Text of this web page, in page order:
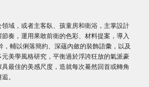
域，或者主客臥、孩童房和衛浴，主掌設計
奏，運用果敢前衛的色彩、材料提案，導入
輔以俐落簡約、深蘊內斂的裝飾語彙，以及
美學風格研究，平衡過於浮誇狂放的氣派豪
最佳的美感尺度，造就每次驀然回首或轉角
。